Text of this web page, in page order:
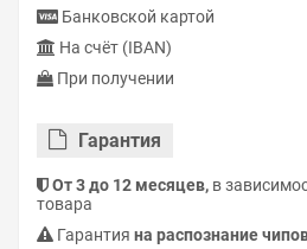
Банковской картой
На счёт (IBAN)
При получении
Гарантия
От 3 до 12 месяцев, в
товара
Гарантия на распознание